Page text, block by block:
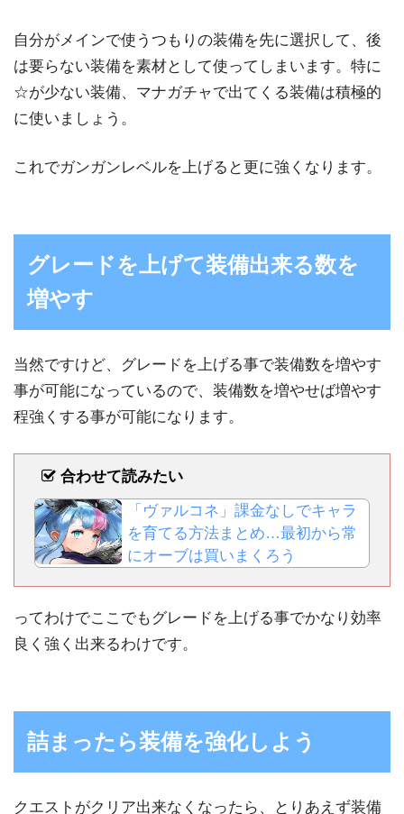
自分がメインで使うつもりの装備を先に選択して、後
は要らない装備を素材として使ってしまいます。特に
☆が少ない装備、マナガチャで出てくる装備は積極的
に使いましょう。
これでガンガンレベルを上げると更に強くなります。
グレードを上げて装備出来る数を
増やす
当然ですけど、グレードを上げる事で装備数を増やす
事が可能になっているので、装備数を増やせば増やす
程強くする事が可能になります。
合わせて読みたい
「ヴァルコネ」課金なしでキャラ
を育てる方法まとめ…最初から常
にオーブは買いまくろう
ってわけでここでもグレードを上げる事でかなり効率
良く強く出来るわけです。
詰まったら装備を強化しよう
クエストがクリア出来なくなったら、とりあえず装備